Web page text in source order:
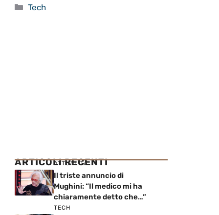
Categorie
Tech
ARTICOLI RECENTI
ATTUALITÀ
Il triste annuncio di
Mughini: “Il medico mi ha
chiaramente detto che…”
TECH